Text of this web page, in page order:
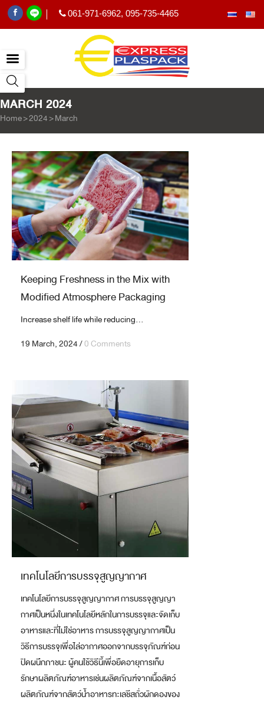
061-971-6962, 095-735-4465
MARCH 2024
Home>2024>March
Keeping Freshness in the Mix with
Modified Atmosphere Packaging
Increase shelf life while reducing...
19 March, 2024/0 Comments
เทคโนโลยีการบรรจุสูญญากาศ
เทคโนโลยีการบรรจุสูญญากาศ การบรรจุสูญญา
กาศเป็นหนึ่งในเทคโนโลยีหลักในการบรรจุและจัดเก็บ
อาหารและที่ไม่ใช่อาหาร การบรรจุสูญญากาศเป็น
วิธีการบรรจุเพื่อไล่อากาศออกจากบรรจุภัณฑ์ก่อน
ปิดผนึกภาชนะ ผู้คนใช้วิธีนี้เพื่อยืดอายุการเก็บ
รักษาผลิตภัณฑ์อาหารเช่นผลิตภัณฑ์จากเนื้อสัตว์
ผลิตภัณฑ์จากสัตว์น้ำอาหารทะเลชีสถั่วผักดองของ